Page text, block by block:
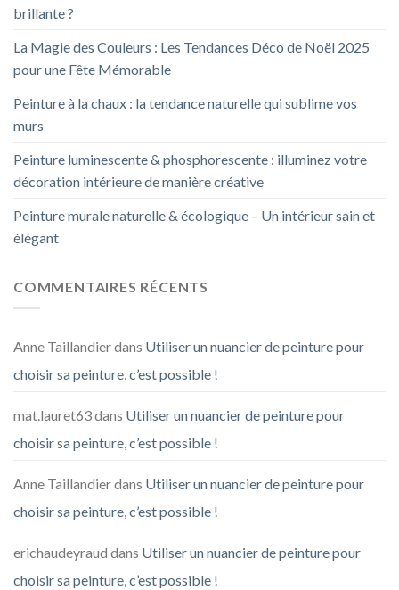
brillante ?
La Magie des Couleurs : Les Tendances Déco de Noël 2025
pour une Fête Mémorable
Peinture à la chaux : la tendance naturelle qui sublime vos
murs
Peinture luminescente & phosphorescente : illuminez votre
décoration intérieure de manière créative
Peinture murale naturelle & écologique – Un intérieur sain et
élégant
COMMENTAIRES RÉCENTS
Anne Taillandierdans Utiliser un nuancier de peinture pour
choisir sa peinture, c’est possible !
mat.lauret63dans Utiliser un nuancier de peinture pour
choisir sa peinture, c’est possible !
Anne Taillandierdans Utiliser un nuancier de peinture pour
choisir sa peinture, c’est possible !
erichaudeyraud dans Utiliser un nuancier de peinture pour
choisir sa peinture, c’est possible !